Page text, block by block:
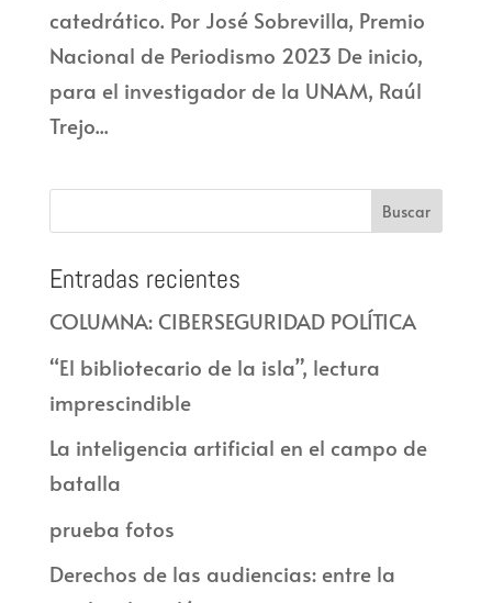
catedrático. Por José Sobrevilla, Premio
Nacional de Periodismo 2023 De inicio,
para el investigador de la UNAM, Raúl
Trejo...
Entradas recientes
COLUMNA: CIBERSEGURIDAD POLÍTICA
“El bibliotecario de la isla”, lectura
imprescindible
La inteligencia artificial en el campo de
batalla
prueba fotos
Derechos de las audiencias: entre la